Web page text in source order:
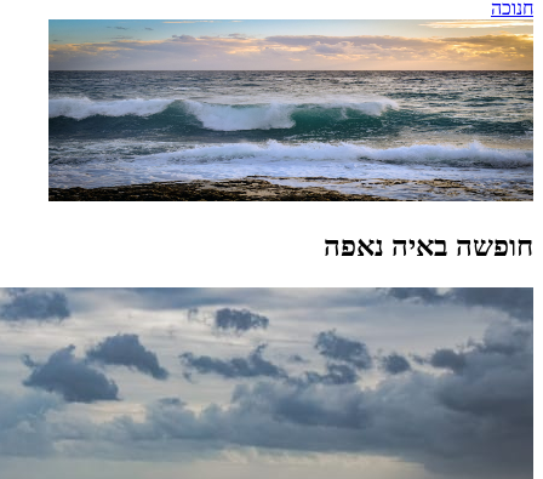
חנוכה
חופשה באיה נאפה